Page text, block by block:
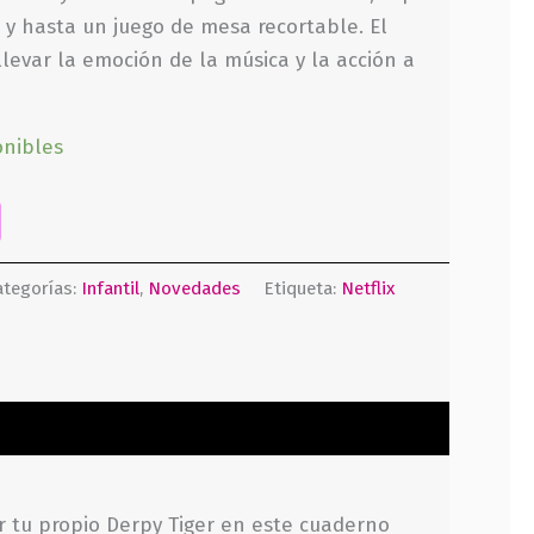
hasta un juego de mesa recortable. El
la emoción de la música y la acción a
Infantil, Novedades Etiqueta: Netflix
tu propio Derpy Tiger en este cuaderno